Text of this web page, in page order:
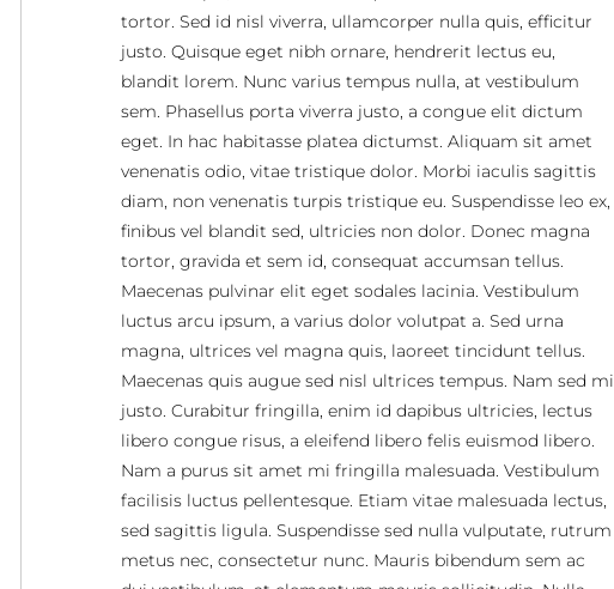
tortor. Sed id nisl viverra, ullamcorper nulla quis, efficitur
justo. Quisque eget nibh ornare, hendrerit lectus eu,
blandit lorem. Nunc varius tempus nulla, at vestibulum
sem. Phasellus porta viverra justo, a congue elit dictum
eget. In hac habitasse platea dictumst. Aliquam sit amet
venenatis odio, vitae tristique dolor. Morbi iaculis sagittis
diam, non venenatis turpis tristique eu. Suspendisse leo ex,
finibus vel blandit sed, ultricies non dolor. Donec magna
tortor, gravida et sem id, consequat accumsan tellus.
Maecenas pulvinar elit eget sodales lacinia. Vestibulum
luctus arcu ipsum, a varius dolor volutpat a. Sed urna
magna, ultrices vel magna quis, laoreet tincidunt tellus.
Maecenas quis augue sed nisl ultrices tempus. Nam sed mi
justo. Curabitur fringilla, enim id dapibus ultricies, lectus
libero congue risus, a eleifend libero felis euismod libero.
Nam a purus sit amet mi fringilla malesuada. Vestibulum
facilisis luctus pellentesque. Etiam vitae malesuada lectus,
sed sagittis ligula. Suspendisse sed nulla vulputate, rutrum
metus nec, consectetur nunc. Mauris bibendum sem ac